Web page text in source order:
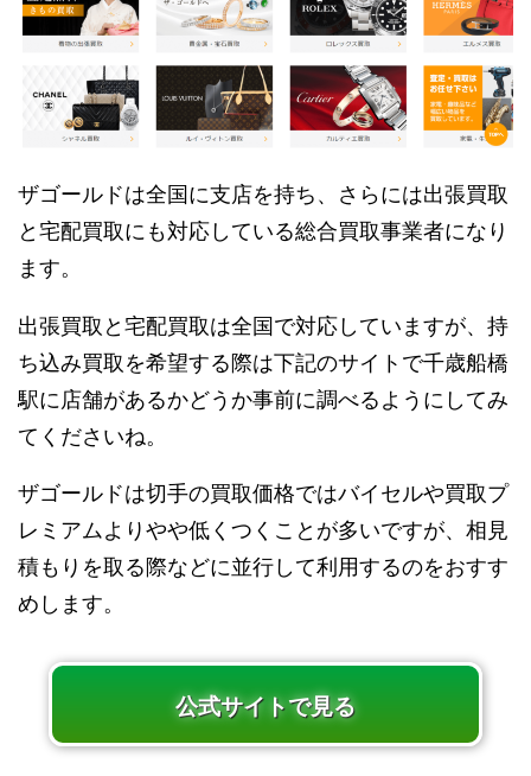
ザゴールドは全国に支店を持ち、さらには出張買取
と宅配買取にも対応している総合買取事業者になり
ます。
出張買取と宅配買取は全国で対応していますが、持
ち込み買取を希望する際は下記のサイトで千歳船橋
駅に店舗があるかどうか事前に調べるようにしてみ
てくださいね。
ザゴールドは切手の買取価格ではバイセルや買取プ
レミアムよりやや低くつくことが多いですが、相見
積もりを取る際などに並行して利用するのをおすす
めします。
公式サイトで見る